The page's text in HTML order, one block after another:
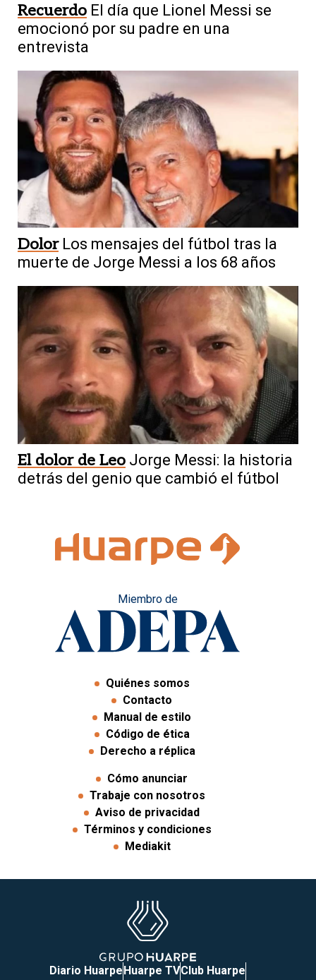
Recuerdo El día que Lionel Messi se
emocionó por su padre en una
entrevista
Dolor Los mensajes del fútbol tras la
muerte de Jorge Messi a los 68 años
El dolor de Leo Jorge Messi: la historia
detrás del genio que cambió el fútbol
Miembro de
Quiénes somos
Contacto
Manual de estilo
Código de ética
Derecho a réplica
Cómo anunciar
Trabaje con nosotros
Aviso de privacidad
Términos y condiciones
Mediakit
Diario HuarpeHuarpe TVClub Huarpe